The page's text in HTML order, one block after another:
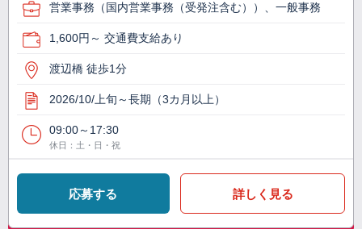
営業事務（国内営業事務（受発注含む））、一般事務
1,600円～ 交通費支給あり
渡辺橋 徒歩1分
2026/10/上旬～長期（3カ月以上）
09:00～17:30
休日：土・日・祝
応募する 詳しく見る